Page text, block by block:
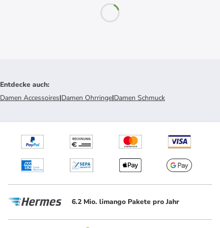
Entdecke auch:
Damen Accessoires|Damen Ohrringe|Damen Schmuck
6.2 Mio. limango Pakete pro Jahr